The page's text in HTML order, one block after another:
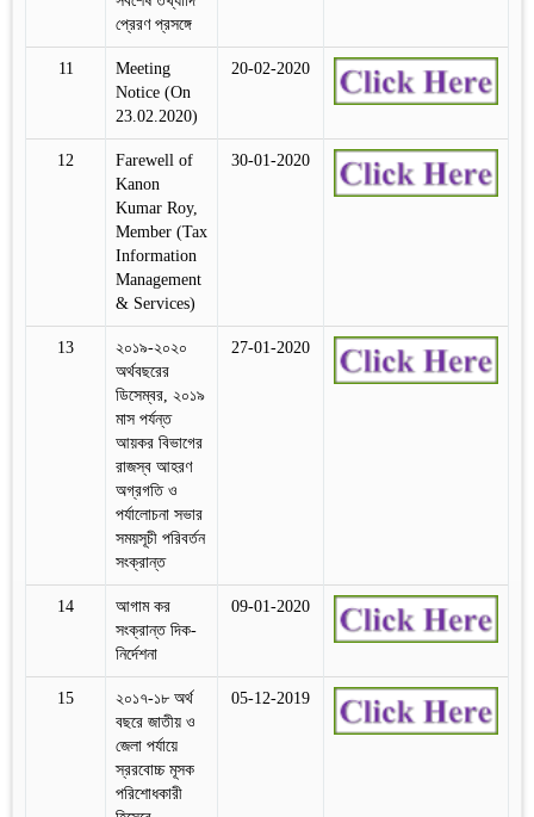
প্রেরণ প্রসঙ্গে
11
Meeting
Notice (On
23.02.2020)
20-02-2020
12
Farewell of
Kanon
Kumar Roy,
Member (Tax
Information
Management
& Services)
30-01-2020
13
২০১৯-২০২০
অর্থবছরের
ডিসেম্বর, ২০১৯
মাস পর্যন্ত
আয়কর বিভাগের
রাজস্ব আহরণ
অগ্রগতি ও
পর্যালোচনা সভার
সময়সূচী পরিবর্তন
সংক্রান্ত
27-01-2020
14
আগাম কর
সংক্রান্ত দিক-
নির্দেশনা
09-01-2020
15
২০১৭-১৮ অর্থ
বছরে জাতীয় ও
জেলা পর্যায়ে
স্ররবোচ্চ মূসক
পরিশোধকারী
05-12-2019